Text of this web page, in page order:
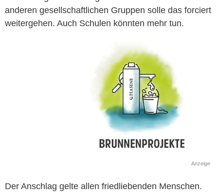
anderen gesellschaftlichen Gruppen solle das forciert
weitergehen. Auch Schulen könnten mehr tun.
Anzeige
Der Anschlag gelte allen friedliebenden Menschen.